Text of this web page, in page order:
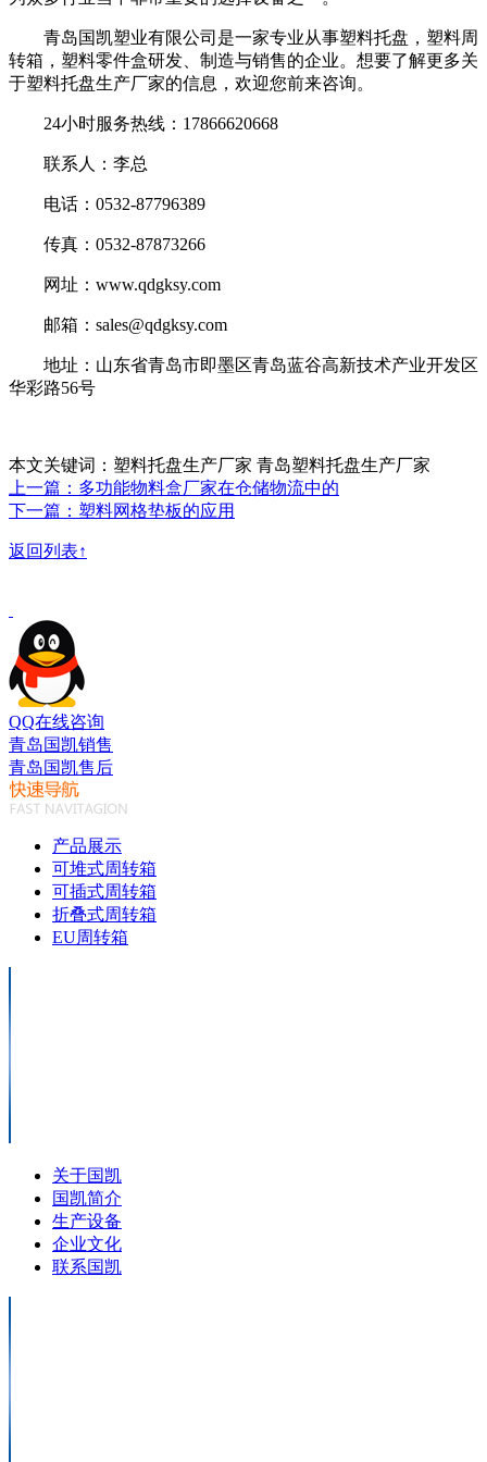
青岛国凯塑业有限公司是一家专业从事塑料托盘，塑料周
转箱，塑料零件盒研发、制造与销售的企业。想要了解更多关
于塑料托盘生产厂家的信息，欢迎您前来咨询。
24小时服务热线：17866620668
联系人：李总
电话：0532-87796389
传真：0532-87873266
网址：www.qdgksy.com
邮箱：sales@qdgksy.com
地址：山东省青岛市即墨区青岛蓝谷高新技术产业开发区
华彩路56号
本文关键词：塑料托盘生产厂家 青岛塑料托盘生产厂家
上一篇：多功能物料盒厂家在仓储物流中的
下一篇：塑料网格垫板的应用
返回列表↑
QQ在线咨询
青岛国凯销售
青岛国凯售后
产品展示
可堆式周转箱
可插式周转箱
折叠式周转箱
EU周转箱
关于国凯
国凯简介
生产设备
企业文化
联系国凯